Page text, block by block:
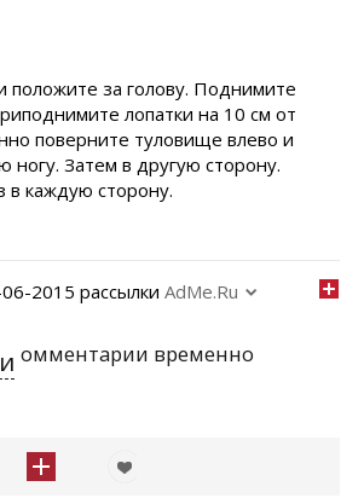
положите за голову. Поднимите
лопатки на 10 см от
поверните туловище влево и
ногу. Затем в другую сторону.
в каждую сторону.
2015 рассылки AdMe.Ru
омментарии временно